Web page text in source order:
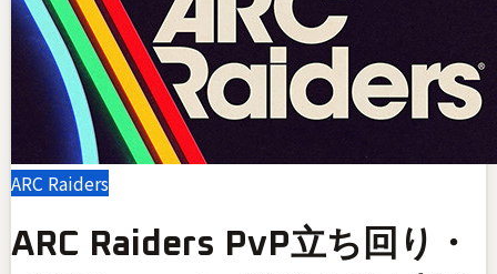
ARC Raiders
ARC Raiders PvP立ち回り・